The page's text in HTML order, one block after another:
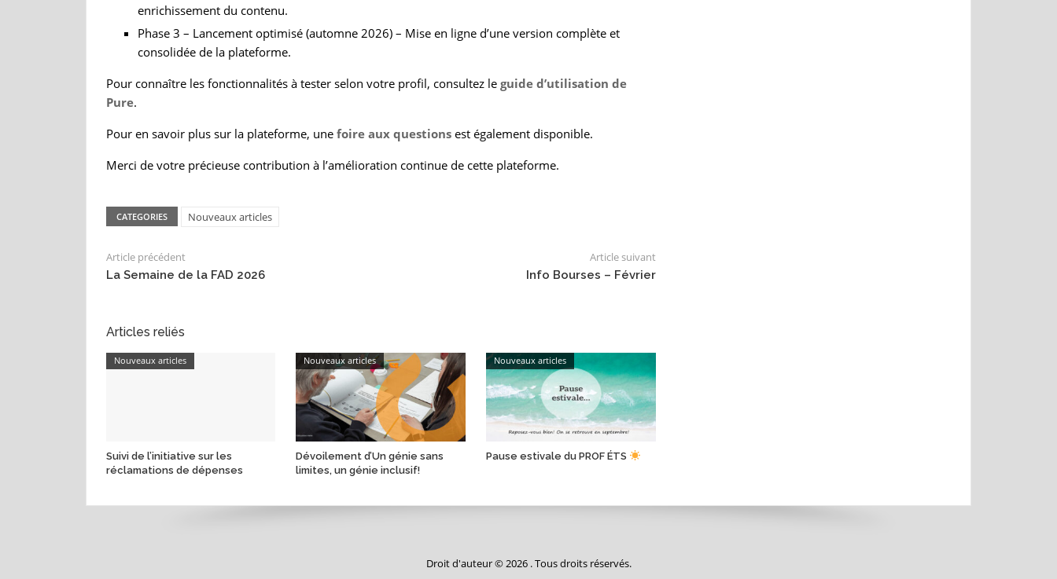
enrichissement du contenu.
Phase 3 – Lancement optimisé (automne 2026) – Mise en ligne d’une version complète et
consolidée de la plateforme.
Pour connaître les fonctionnalités à tester selon votre profil, consultez le guide d’utilisation de
Pure.
Pour en savoir plus sur la plateforme, une foire aux questionsest également disponible.
Merci de votre précieuse contribution à l’amélioration continue de cette plateforme.
CATEGORIES Nouveaux articles
Article précédent
La Semaine de la FAD 2026
Article suivant
Info Bourses – Février
Articles reliés
Nouveaux articles
Suivi de l’initiative sur les
réclamations de dépenses
Nouveaux articles
Dévoilement d’Un génie sans
limites, un génie inclusif!
Nouveaux articles
Pause estivale du PROF ÉTS
Droit d'auteur © 2026 . Tous droits réservés.